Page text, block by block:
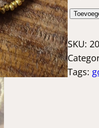
G
o
u
d
k
SKU:
Tags: